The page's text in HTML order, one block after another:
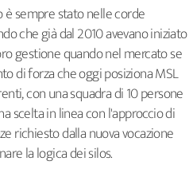
sempre stato nelle corde
che già dal 2010 avevano iniziato
gestione quando nel mercato se
di forza che oggi posiziona MSL
con una squadra di 10 persone
scelta in linea con l'approccio di
richiesto dalla nuova vocazione
la logica dei silos.